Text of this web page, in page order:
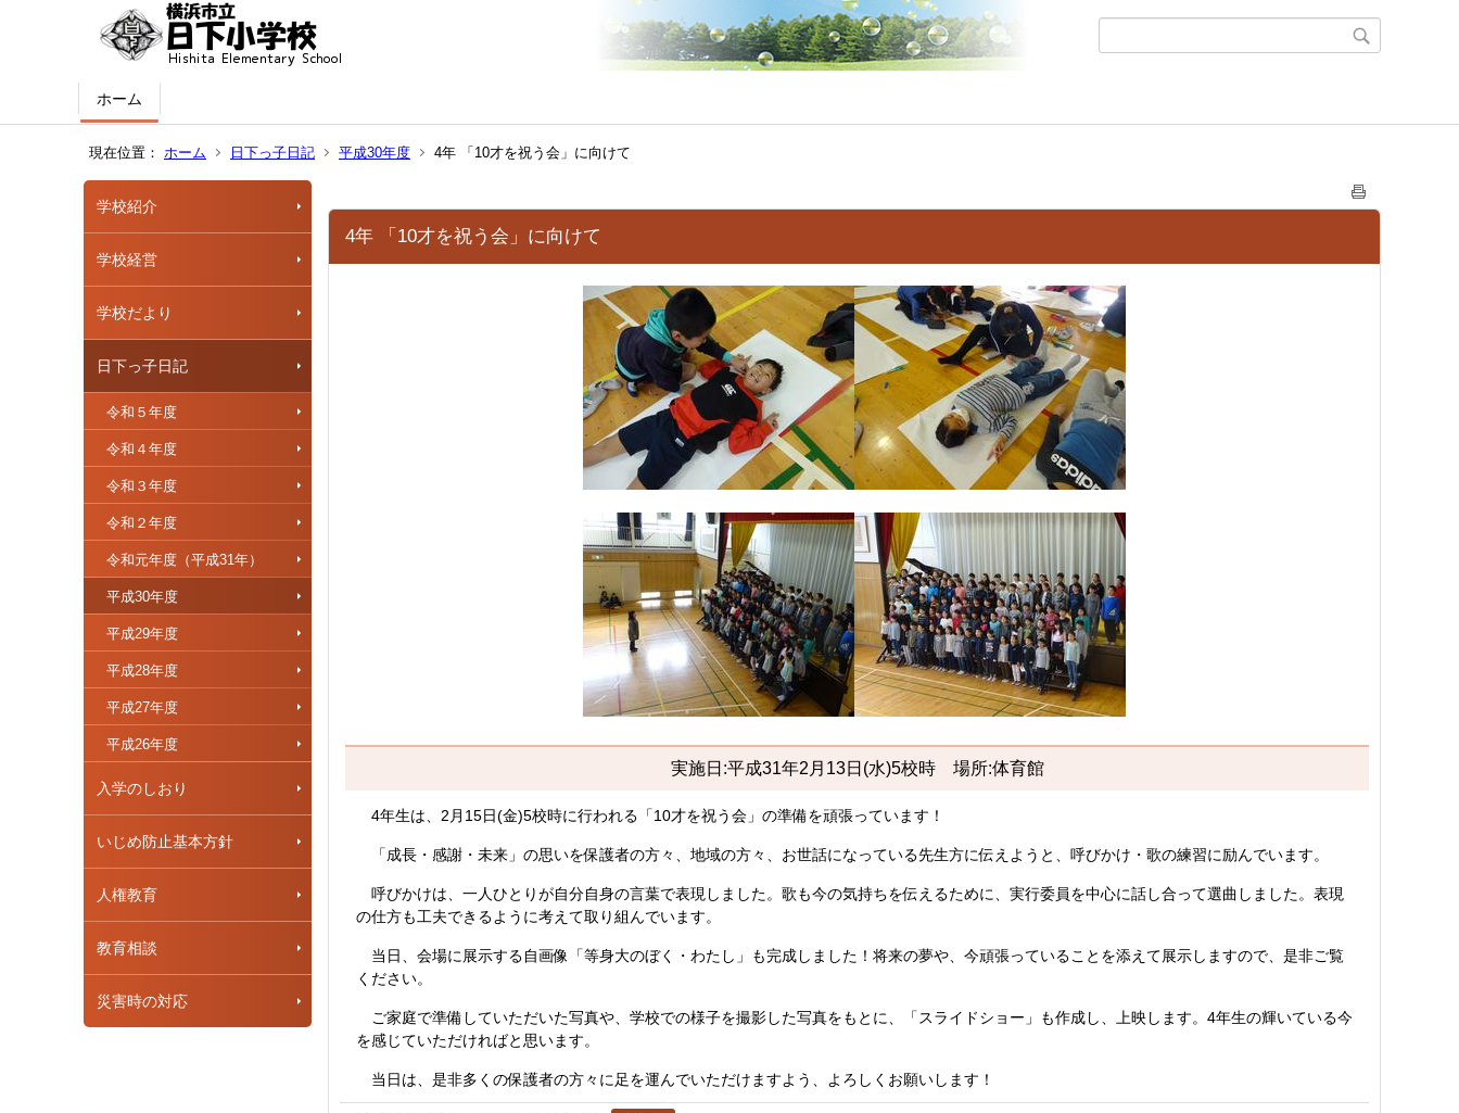
ホーム
現在位置： ホーム 日下っ子日記 平成30年度 4年 「10才を祝う会」に向けて
学校紹介
学校経営
学校だより
日下っ子日記
令和５年度
令和４年度
令和３年度
令和２年度
令和元年度（平成31年）
平成30年度
平成29年度
平成28年度
平成27年度
平成26年度
入学のしおり
いじめ防止基本方針
人権教育
教育相談
災害時の対応
4年 「10才を祝う会」に向けて
実施日:平成31年2月13日(水)5校時 場所:体育館
4年生は、2月15日(金)5校時に行われる「10才を祝う会」の準備を頑張っています！
「成長・感謝・未来」の思いを保護者の方々、地域の方々、お世話になっている先生方に伝えようと、呼びかけ・歌の練習に励んでいます。
呼びかけは、一人ひとりが自分自身の言葉で表現しました。歌も今の気持ちを伝えるために、実行委員を中心に話し合って選曲しました。表現
の仕方も工夫できるように考えて取り組んでいます。
当日、会場に展示する自画像「等身大のぼく・わたし」も完成しました！将来の夢や、今頑張っていることを添えて展示しますので、是非ご覧
ください。
ご家庭で準備していただいた写真や、学校での様子を撮影した写真をもとに、「スライドショー」も作成し、上映します。4年生の輝いている今
を感じていただければと思います。
当日は、是非多くの保護者の方々に足を運んでいただけますよう、よろしくお願いします！